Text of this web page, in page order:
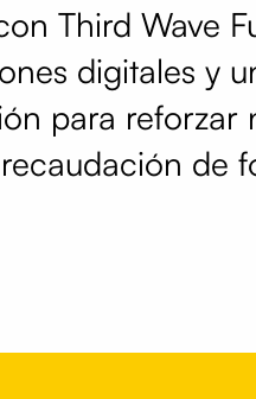
Third Wave
digitales y
para reforzar
de